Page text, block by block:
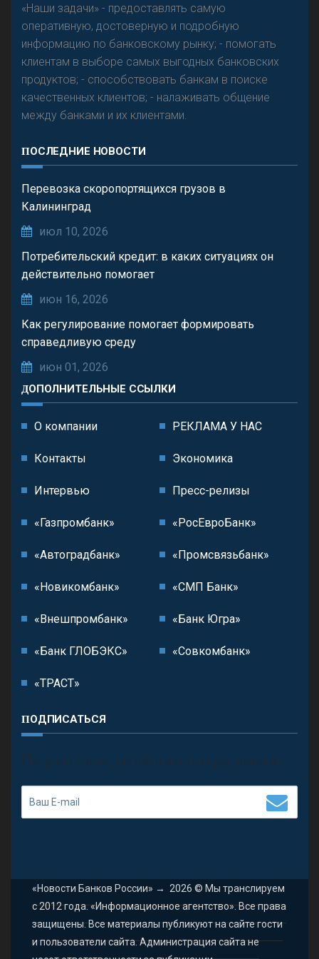
«Наши задачи» - предоставлять самую
оперативную, достоверную и подробную
информацию по банковскому рынку; - помогать
клиентам в выборе самых выгодных банковских
продуктов; - способствовать банкам в поиске
качественных клиентов; - налаживать общение
между банками и их клиентами.
ПОСЛЕДНИЕ НОВОСТИ
Перевозка скоропортящихся грузов в
Калининград
июл 10, 2026
Потребительский кредит: в каких ситуациях он
действительно помогает
июн 16, 2026
Как регулирование помогает формировать
справедливую среду
июн 01, 2026
ДОПОЛНИТЕЛЬНЫЕ ССЫЛКИ
О компании РЕКЛАМА У НАС
Контакты Экономика
Интервью Пресс-релизы
«Газпромбанк» «РосЕвроБанк»
«Автоградбанк» «Промсвязьбанк»
«Новикомбанк» «СМП Банк»
«Внешпромбанк» «Банк Югра»
«Банк ГЛОБЭКС» «Совкомбанк»
«ТРАСТ»
ПОДПИСАТЬСЯ
П олучить последние обновления и предложения.
«Новости Банков России» → 2026 © Мы транслируем
с 2012 года. «Информационное агентство». Все права
защищены. Все материалы публикуют на сайте гости
и пользователи сайта. Администрация сайта не